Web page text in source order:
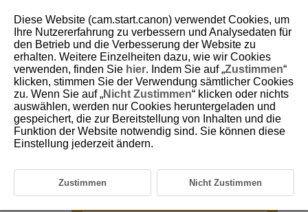
D101-188
Zurücksetzen der Kamera
Es ist möglich, die Grundeinstellungen der Kamera für Aufnahme- und
Menüfunktionen wiederherzustellen.
Wählen Sie [ :Kam. zurücks.].
Diese Website (cam.start.canon) verwendet Cookies, um
Ihre Nutzererfahrung zu verbessern und Analysedaten für
den Betrieb und die Verbesserung der Website zu
erhalten. Weitere Einzelheiten dazu, wie wir Cookies
verwenden, finden Sie hier. Indem Sie auf „Zustimmen“
klicken, stimmen Sie der Verwendung sämtlicher Cookies
zu. Wenn Sie auf „Nicht Zustimmen“ klicken oder nichts
auswählen, werden nur Cookies heruntergeladen und
gespeichert, die zur Bereitstellung von Inhalten und die
Funktion der Website notwendig sind. Sie können diese
Einstellung jederzeit ändern.
Zustimmen Nicht Zustimmen